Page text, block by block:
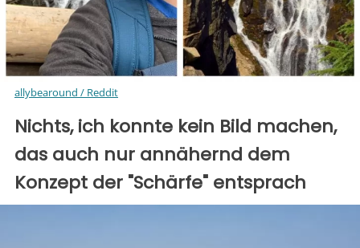
allybearound / Reddit
Nichts, ich konnte kein Bild machen,
das auch nur annähernd dem
Konzept der "Schärfe" entsprach